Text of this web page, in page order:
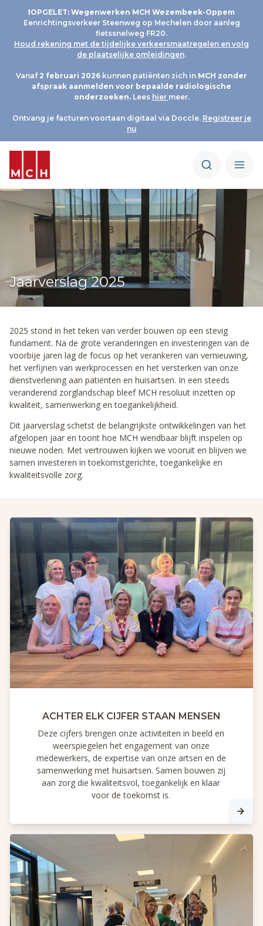
❗OPGELET: Wegenwerken MCH Wezembeek-Oppem
Eenrichtingsverkeer Steenweg op Mechelen door aanleg
fietssnelweg FR20.
Houd rekening met de tijdelijke verkeersmaatregelen en volg
de plaatselijke omleidingen.
Vanaf 2 februari 2026 kunnen patiënten zich in MCH zonder
afspraak aanmelden voor bepaalde radiologische
onderzoeken.Lees hier meer.
Ontvang je facturen voortaan digitaal via Doccle. Registreer je
nu
Jaarverslag 2025
2025 stond in het teken van verder bouwen op een stevig
fundament. Na de grote veranderingen en investeringen van de
voorbije jaren lag de focus op het verankeren van vernieuwing,
het verfijnen van werkprocessen en het versterken van onze
dienstverlening aan patiënten en huisartsen. In een steeds
veranderend zorglandschap bleef MCH resoluut inzetten op
kwaliteit, samenwerking en toegankelijkheid.
Dit jaarverslag schetst de belangrijkste ontwikkelingen van het
afgelopen jaar en toont hoe MCH wendbaar blijft inspelen op
nieuwe noden. Met vertrouwen kijken we vooruit en blijven we
samen investeren in toekomstgerichte, toegankelijke en
kwaliteitsvolle zorg.
ACHTER ELK CIJFER STAAN MENSEN
Deze cijfers brengen onze activiteiten in beeld en
weerspiegelen het engagement van onze
medewerkers, de expertise van onze artsen en de
samenwerking met huisartsen. Samen bouwen zij
aan zorg die kwaliteitsvol, toegankelijk en klaar
voor de toekomst is.